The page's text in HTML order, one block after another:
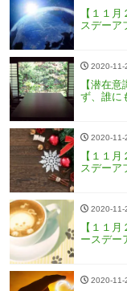
【１１
スデー
2020-11-
【潜在
ず、誰に
2020-11-
【１１
スデー
2020-11-
【１１
ースデー
2020-11-